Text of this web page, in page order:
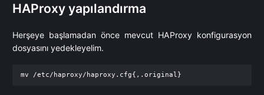
HAProxy yapılandırma
Herşeye başlamadan önce mevcut HAProxy konfigurasyon
dosyasını yedekleyelim.